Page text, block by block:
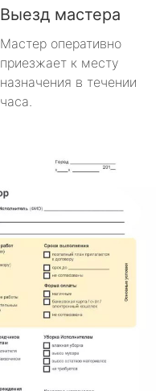
Выезд мастера
Мастер оперативно
приезжает к месту
назначения в течении
часа.